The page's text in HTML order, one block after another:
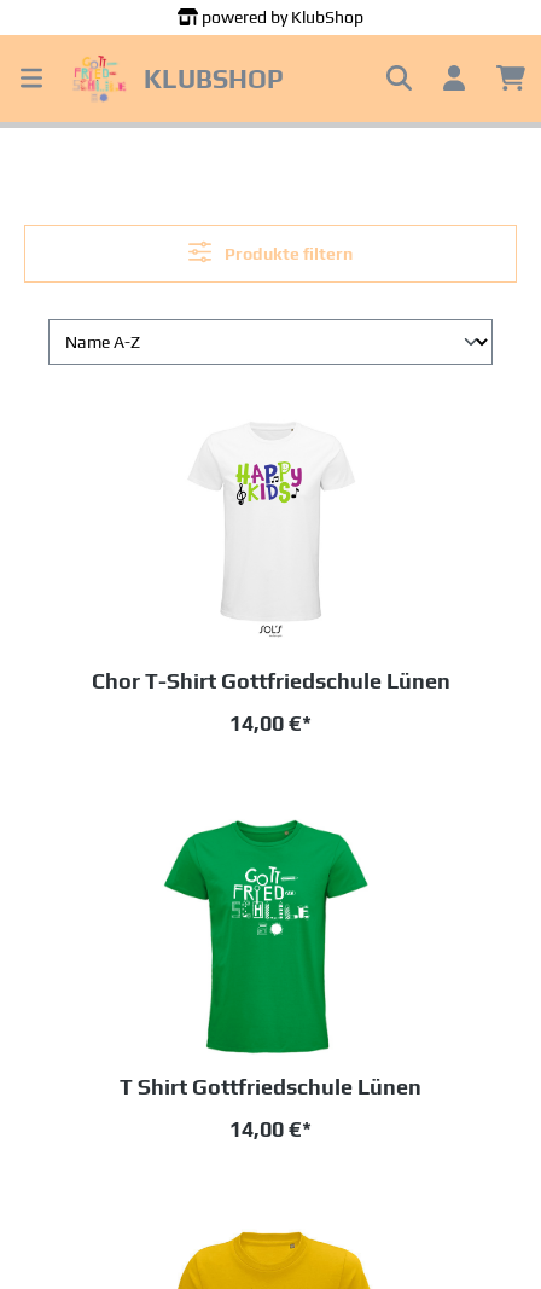
powered by KlubShop
KLUBSHOP
Produkte filtern
Chor T-Shirt Gottfriedschule Lünen
14,00 €*
T Shirt Gottfriedschule Lünen
14,00 €*